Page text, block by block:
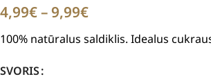
4,99€–9,99€
100% natūralus saldiklis. Idealus
SVORIS